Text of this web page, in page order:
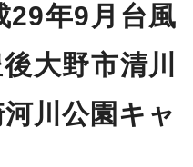
29年9月台風
大野市清川
川公園キャ